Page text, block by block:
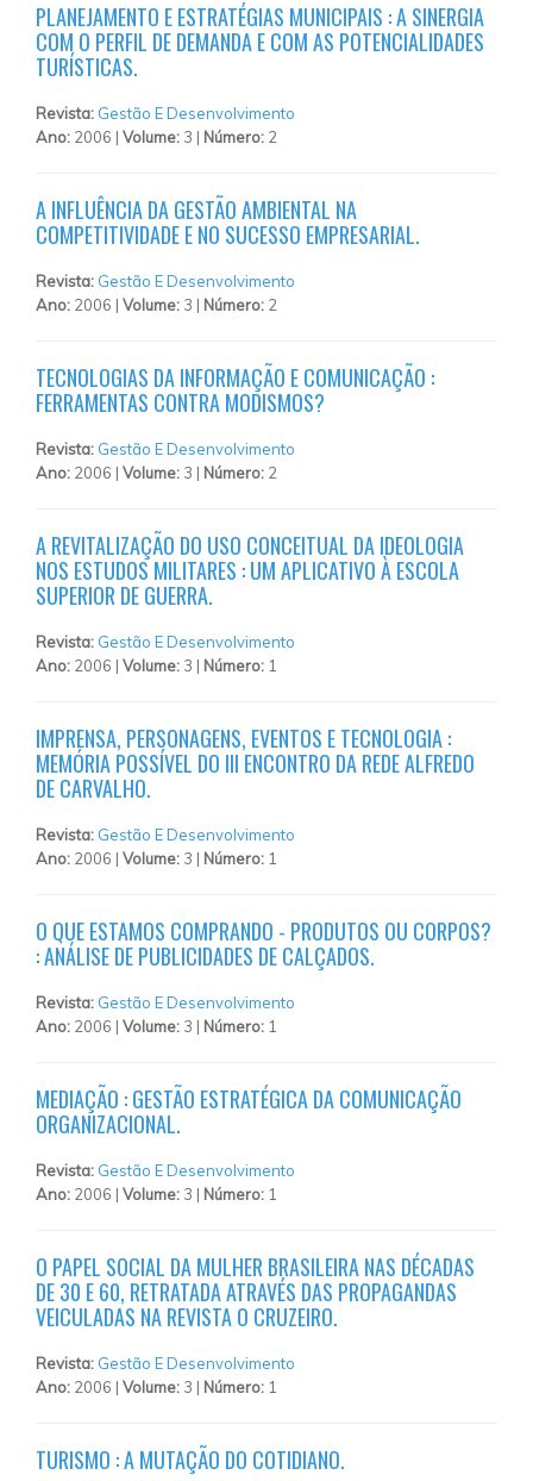
PLANEJAMENTO E ESTRATÉGIAS MUNICIPAIS : A SINERGIA
COM O PERFIL DE DEMANDA E COM AS POTENCIALIDADES
TURÍSTICAS.
Revista: Gestão E Desenvolvimento
Ano: 2006 | Volume: 3 | Número: 2
A INFLUÊNCIA DA GESTÃO AMBIENTAL NA
COMPETITIVIDADE E NO SUCESSO EMPRESARIAL.
Revista: Gestão E Desenvolvimento
Ano: 2006 | Volume: 3 | Número: 2
TECNOLOGIAS DA INFORMAÇÃO E COMUNICAÇÃO :
FERRAMENTAS CONTRA MODISMOS?
Revista: Gestão E Desenvolvimento
Ano: 2006 | Volume: 3 | Número: 2
A REVITALIZAÇÃO DO USO CONCEITUAL DA IDEOLOGIA
NOS ESTUDOS MILITARES : UM APLICATIVO À ESCOLA
SUPERIOR DE GUERRA.
Revista: Gestão E Desenvolvimento
Ano: 2006 | Volume: 3 | Número: 1
IMPRENSA, PERSONAGENS, EVENTOS E TECNOLOGIA :
MEMÓRIA POSSÍVEL DO III ENCONTRO DA REDE ALFREDO
DE CARVALHO.
Revista: Gestão E Desenvolvimento
Ano: 2006 | Volume: 3 | Número: 1
O QUE ESTAMOS COMPRANDO - PRODUTOS OU CORPOS?
: ANÁLISE DE PUBLICIDADES DE CALÇADOS.
Revista: Gestão E Desenvolvimento
Ano: 2006 | Volume: 3 | Número: 1
MEDIAÇÃO : GESTÃO ESTRATÉGICA DA COMUNICAÇÃO
ORGANIZACIONAL.
Revista: Gestão E Desenvolvimento
Ano: 2006 | Volume: 3 | Número: 1
O PAPEL SOCIAL DA MULHER BRASILEIRA NAS DÉCADAS
DE 30 E 60, RETRATADA ATRAVÉS DAS PROPAGANDAS
VEICULADAS NA REVISTA O CRUZEIRO.
Revista: Gestão E Desenvolvimento
Ano: 2006 | Volume: 3 | Número: 1
TURISMO : A MUTAÇÃO DO COTIDIANO.